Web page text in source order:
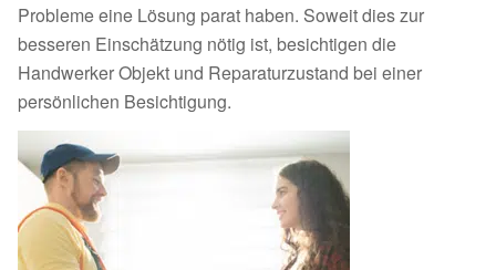
Probleme eine Lösung parat haben. Soweit dies zur
besseren Einschätzung nötig ist, besichtigen die
Handwerker Objekt und Reparaturzustand bei einer
persönlichen Besichtigung.